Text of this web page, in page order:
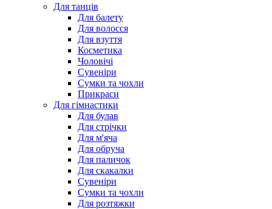
Для танців
Для балету
Для волосся
Для взуття
Косметика
Чоловічі
Сувеніри
Сумки та чохли
Прикраси
Для гімнастики
Для булав
Для стрічки
Для м'яча
Для обруча
Для паличок
Для скакалки
Сувеніри
Сумки та чохли
Для розтяжки